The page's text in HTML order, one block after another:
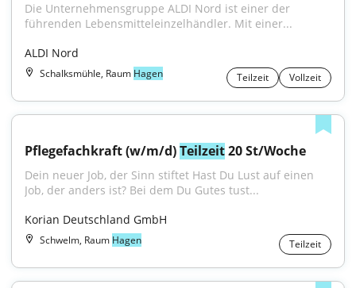
Die Unternehmensgruppe ALDI Nord ist einer der
führenden Lebensmitteleinzelhändler. Mit einer...
ALDI Nord
Schalksmühle, Raum Hagen Teilzeit Vollzeit
Pflegefachkraft (w/m/d) Teilzeit 20 St/Woche
Dein neuer Job, der Sinn stiftet Hast Du Lust auf einen
Job, der anders ist? Bei dem Du Gutes tust...
Korian Deutschland GmbH
Schwelm, Raum Hagen Teilzeit